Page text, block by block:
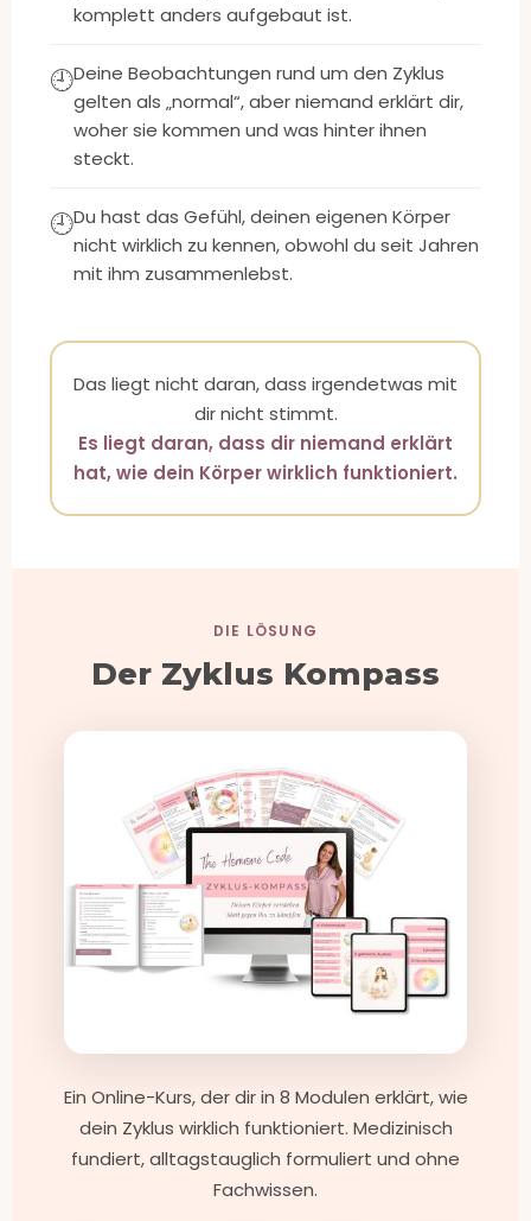
komplett anders aufgebaut ist.
🕘Deine Beobachtungen rund um den Zyklus
gelten als „normal“, aber niemand erklärt dir,
woher sie kommen und was hinter ihnen
steckt.
🕘Du hast das Gefühl, deinen eigenen Körper
nicht wirklich zu kennen, obwohl du seit Jahren
mit ihm zusammenlebst.
Das liegt nicht daran, dass irgendetwas mit
dir nicht stimmt.
Es liegt daran, dass dir niemand erklärt
hat, wie dein Körper wirklich funktioniert.
DIE LÖSUNG
Der Zyklus Kompass
Ein Online-Kurs, der dir in 8 Modulen erklärt, wie
dein Zyklus wirklich funktioniert. Medizinisch
fundiert, alltagstauglich formuliert und ohne
Fachwissen.